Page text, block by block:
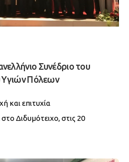
Συνέδριο του
Υγιών Πόλεων
και επιτυχία
Διδυμότειχο, στις 20